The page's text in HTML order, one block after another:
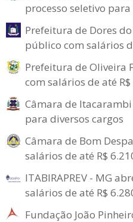
processo seletivo
Prefeitura de Dores
público com salários
Prefeitura de Oliveira
com salários de até
Câmara de
para diversos cargos
Câmara de Bom
salários de até R$
ITABIRAPREV - MG
salários de até R$
Fundação João